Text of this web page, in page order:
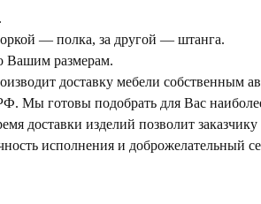
— полка, за другой — штанга.
Вашим размерам.
доставку мебели собственным
Мы готовы подобрать для Вас
доставки изделий позволит
исполнения и доброжелательный